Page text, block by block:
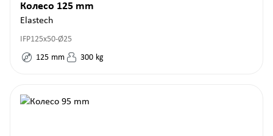
Колесо 125 mm
Elastech
IFP125x50-Ø25
125 mm 300 kg